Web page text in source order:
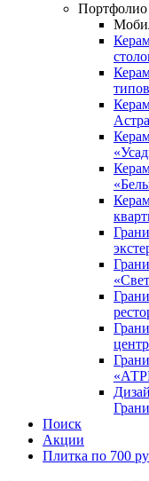
Портфолио
Поиск
Акции
Плитка по 700